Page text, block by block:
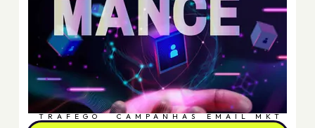
TRÁFEGO CAMPANHAS EMAIL MKT